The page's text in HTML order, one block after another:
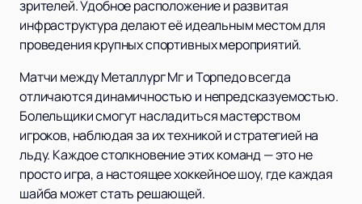
зрителей. Удобное расположение и развитая
инфраструктура делают её идеальным местом для
проведения крупных спортивных мероприятий.
Матчи между Металлург Мг и Торпедо всегда
отличаются динамичностью и непредсказуемостью.
Болельщики смогут насладиться мастерством
игроков, наблюдая за их техникой и стратегией на
льду. Каждое столкновение этих команд — это не
просто игра, а настоящее хоккейное шоу, где каждая
шайба может стать решающей.